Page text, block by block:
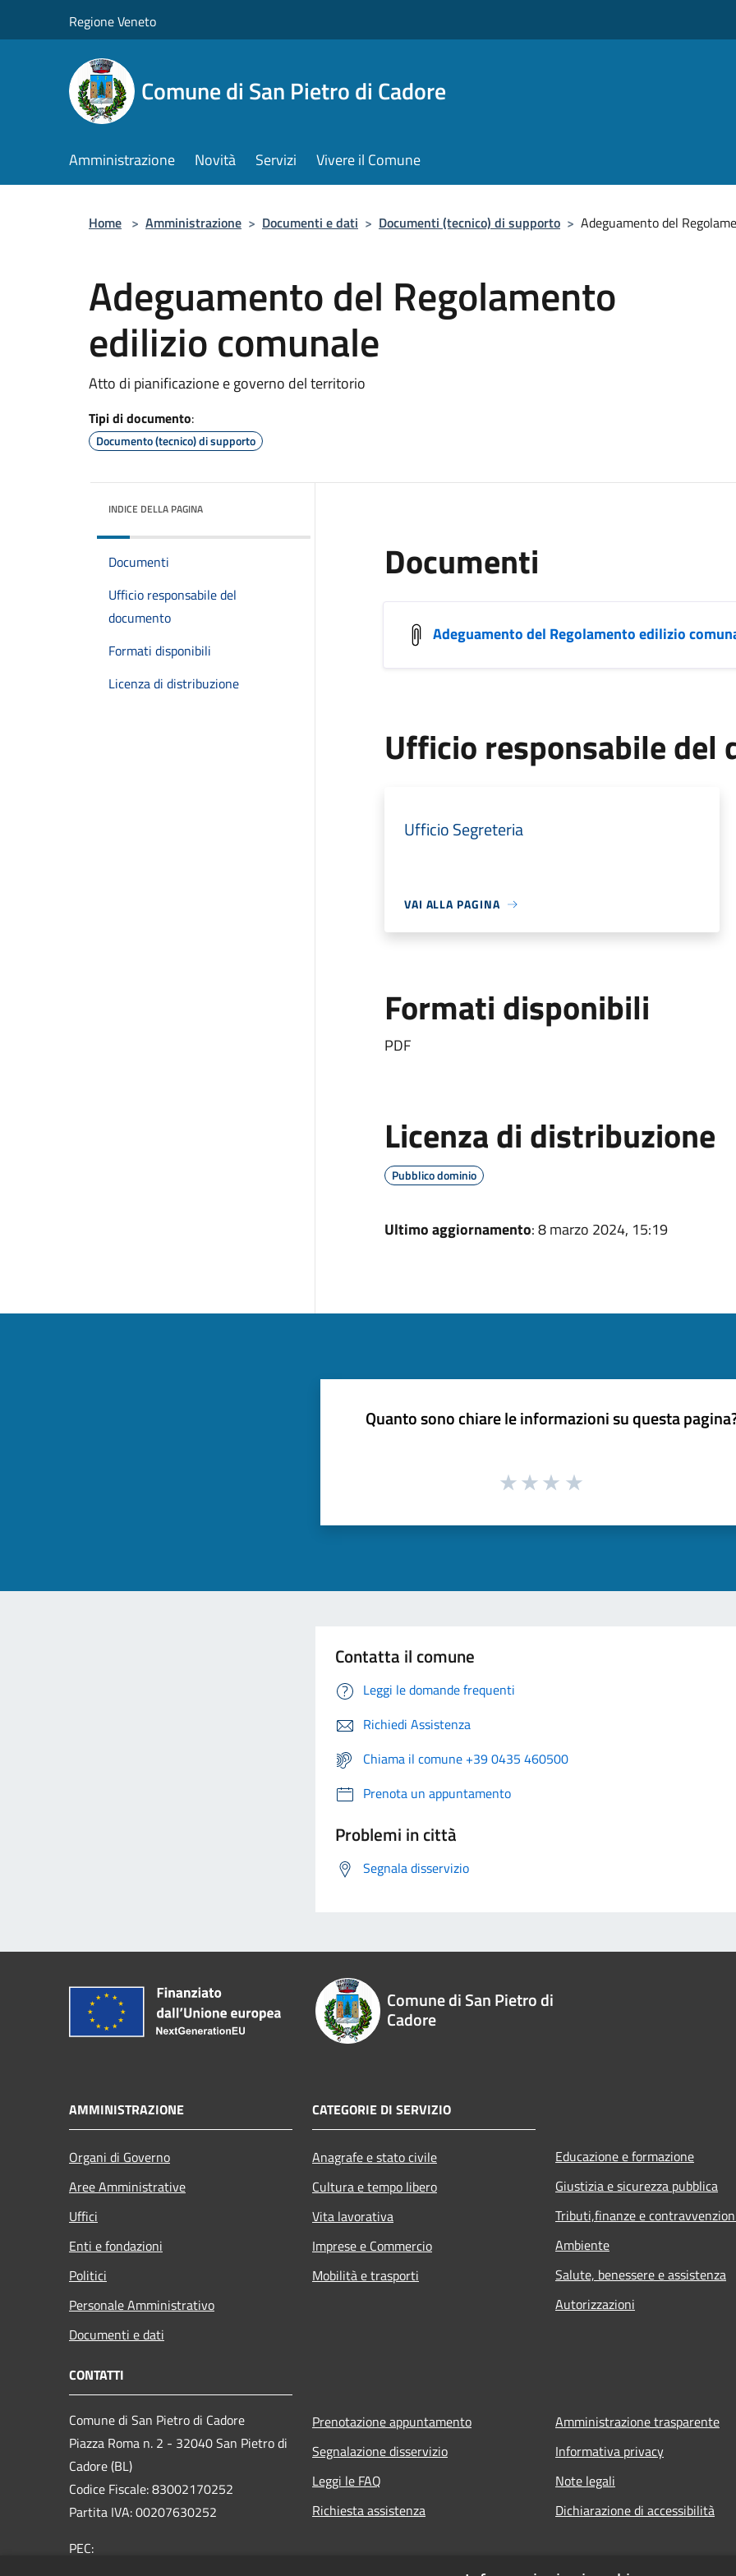
Regione Veneto
Comune di San Pietro di Cadore
Amministrazione Novità Servizi Vivere il Comune
Home > Amministrazione > Documenti e dati > Documenti (tecnico) di supporto > Adeguamento del
Adeguamento del Regolamento
edilizio comunale
Atto di pianificazione e governo del territorio
Tipi di documento:
Documento (tecnico) di supporto
INDICE DELLA PAGINA
Documenti
Ufficio responsabile del
documento
Formati disponibili
Licenza di distribuzione
Documenti
Adeguamento del Regolamento edilizio
Ufficio responsabile del
Ufficio Segreteria
VAI ALLA PAGINA
Formati disponibili
PDF
Licenza di distribuzione
Pubblico dominio
Ultimo aggiornamento: 8 marzo 2024, 15:19
Quanto sono chiare le informazioni su questa
Contatta il comune
Leggi le domande frequenti
Richiedi Assistenza
Chiama il comune +39 0435 460500
Prenota un appuntamento
Problemi in città
Segnala disservizio
Comune di San Pietro di
Cadore
AMMINISTRAZIONE
Organi di Governo
Aree Amministrative
Uffici
Enti e fondazioni
Politici
Personale Amministrativo
Documenti e dati
CATEGORIE DI SERVIZIO
Anagrafe e stato civile
Cultura e tempo libero
Vita lavorativa
Imprese e Commercio
Mobilità e trasporti
Educazione e formazione
Giustizia e sicurezza pubblica
Tributi,finanze e
Ambiente
Salute, benessere e assistenza
Autorizzazioni
CONTATTI
Comune di San Pietro di Cadore
Piazza Roma n. 2 - 32040 San Pietro di
Cadore (BL)
Codice Fiscale: 83002170252
Partita IVA: 00207630252
PEC:
Prenotazione appuntamento
Segnalazione disservizio
Leggi le FAQ
Richiesta assistenza
Amministrazione trasparente
Informativa privacy
Note legali
Dichiarazione di accessibilità